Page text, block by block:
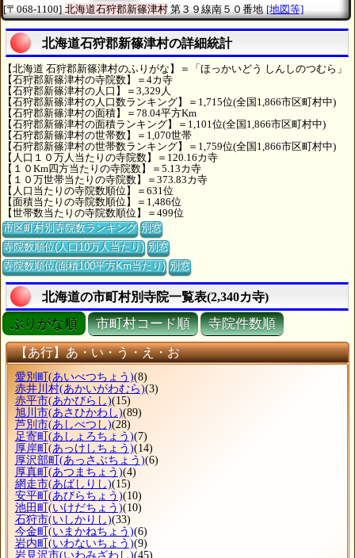
[〒068-1100] 北海道石狩郡新篠津村 第３９線南５０番地 [地図等]
北海道石狩郡新篠津村の詳細統計
【北海道 石狩郡新篠津村のふりがな】＝「ほっかいどう しんしのつむら」
【石狩郡新篠津村の寺院数】＝4カ寺
【石狩郡新篠津村の人口】＝3,329人
【石狩郡新篠津村の人口数ランキング】＝1,715位(全国1,866市区町村中)
【石狩郡新篠津村の面積】＝78.04平方Km
【石狩郡新篠津村の面積ランキング】＝1,101位(全国1,866市区町村中)
【石狩郡新篠津村の世帯数】＝1,070世帯
【石狩郡新篠津村の世帯数ランキング】＝1,759位(全国1,866市区町村中)
【人口１０万人当たりの寺院数】＝120.16カ寺
【１０Km四方当たりの寺院数】＝5.13カ寺
【１０万世帯当たりの寺院数】＝373.83カ寺
【人口当たりの寺院数順位】＝631位
【面積当たりの寺院数順位】＝1,486位
【世帯数当たりの寺院数順位】＝499位
市区町村別寺院数ランキング 別窓
寺院数順位(人口10万人当たり) 別窓
寺院数順位(面積100平方Km当たり) 別窓
北海道の市町村別寺院一覧表(2,340カ寺)
ぶりがな順 市町村コード順 寺院件数順
【あ行】あ・い・う・え・お
愛別町 (あいべつちょう)(8)
赤井川村(あかいがわむら)(3)
赤平市(あかびらし)(15)
旭川市(あさひかわし)(89)
芦別市(あしべつし)(28)
足寄町 (あしょろちょう)(7)
厚岸町 (あっけしちょう)(14)
厚沢部町 (あっさぶちょう)(6)
厚真町 (あつまちょう)(4)
網走市(あばしりし)(15)
安平町 (あびらちょう)(10)
池田町 (いけだちょう)(10)
石狩市(いしかりし)(33)
今金町 (いまかねちょう)(6)
岩内町 (いわないちょう)(9)
岩見沢市(いわみざわし)(45)